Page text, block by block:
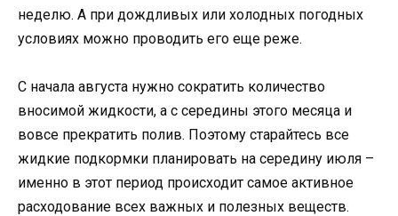
неделю. А при дождливых или холодных погодных
условиях можно проводить его еще реже.
С начала августа нужно сократить количество
вносимой жидкости, а с середины этого месяца и
вовсе прекратить полив. Поэтому старайтесь все
жидкие подкормки планировать на середину июля –
именно в этот период происходит самое активное
расходование всех важных и полезных веществ.